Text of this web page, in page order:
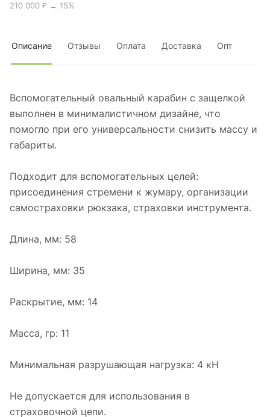
210 000 ₽ → 15%
Описание Отзывы Оплата Доставка Опт
Вспомогательный овальный карабин с защелкой
выполнен в минималистичном дизайне, что
помогло при его универсальности снизить массу и
габариты.
Подходит для вспомогательных целей:
присоединения стремени к жумару, организации
самостраховки рюкзака, страховки инструмента.
Длина, мм: 58
Ширина, мм: 35
Раскрытие, мм: 14
Масса, гр: 11
Минимальная разрушающая нагрузка: 4 кН
Не допускается для использования в
страховочной цепи.